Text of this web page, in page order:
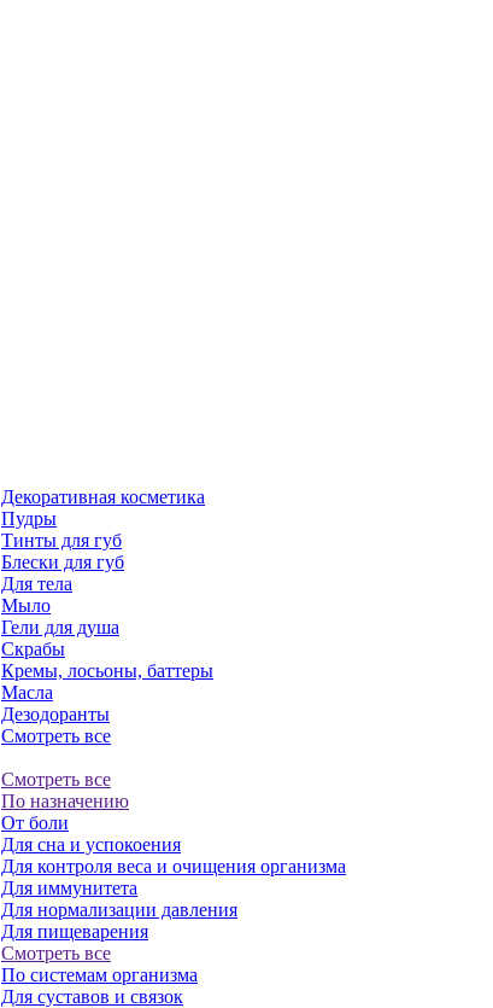
Декоративная косметика
Пудры
Тинты для губ
Блески для губ
Для тела
Мыло
Гели для душа
Скрабы
Кремы, лосьоны, баттеры
Масла
Дезодоранты
Смотреть все
Смотреть все
По назначению
От боли
Для сна и успокоения
Для контроля веса и очищения организма
Для иммунитета
Для нормализации давления
Для пищеварения
Смотреть все
По системам организма
Для суставов и связок